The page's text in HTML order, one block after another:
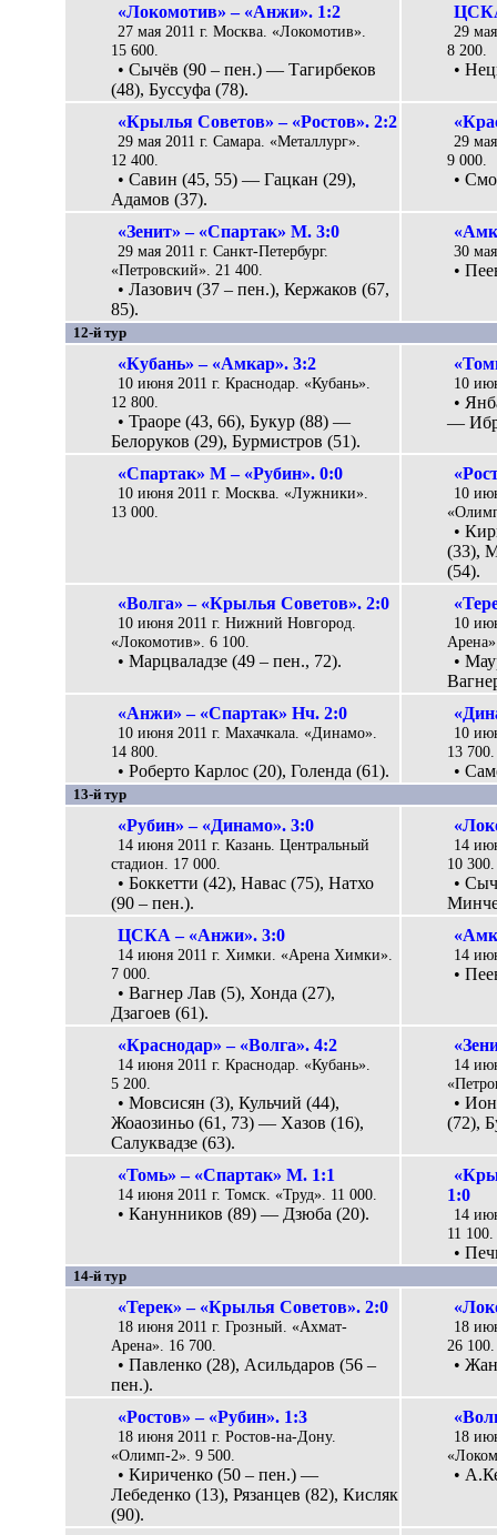
«Локомотив» – «Анжи». 1:2
27 мая 2011 г. Москва. «Локомотив».
15 600.
• Сычёв (90 – пен.) — Тагирбеков
(48), Буссуфа (78).
29
8 200.
•
«Крылья Советов» – «Ростов». 2:2
29 мая 2011 г. Самара. «Металлург».
12 400.
• Савин (45, 55) — Гацкан (29),
Адамов (37).
29
9 000.
•
«Зенит» – «Спартак» М. 3:0
29 мая 2011 г. Санкт-Петербург.
«Петровский». 21 400.
• Лазович (37 – пен.), Кержаков (67,
85).
30
•
12-й тур
«Кубань» – «Амкар». 3:2
10 июня 2011 г. Краснодар. «Кубань».
12 800.
• Траоре (43, 66), Букур (88) —
Белоруков (29), Бурмистров (51).
10
•
—
«Спартак» М – «Рубин». 0:0
10 июня 2011 г. Москва. «Лужники».
13 000.
10
•
(33),
(54).
«Волга» – «Крылья Советов». 2:0
10 июня 2011 г. Нижний Новгород.
«Локомотив». 6 100.
• Марцваладзе (49 – пен., 72).
10
•
«Анжи» – «Спартак» Нч. 2:0
10 июня 2011 г. Махачкала. «Динамо».
14 800.
• Роберто Карлос (20), Голенда (61).
10
13 700.
•
13-й тур
«Рубин» – «Динамо». 3:0
14 июня 2011 г. Казань. Центральный
стадион. 17 000.
• Боккетти (42), Навас (75), Натхо
(90 – пен.).
14
10 300.
•
ЦСКА – «Анжи». 3:0
14 июня 2011 г. Химки. «Арена Химки».
7 000.
• Вагнер Лав (5), Хонда (27),
Дзагоев (61).
14
•
«Краснодар» – «Волга». 4:2
14 июня 2011 г. Краснодар. «Кубань».
5 200.
• Мовсисян (3), Кульчий (44),
Жоаозиньо (61, 73) — Хазов (16),
Салуквадзе (63).
14
•
(72),
«Томь» – «Спартак» М. 1:1
14 июня 2011 г. Томск. «Труд». 11 000.
• Канунников (89) — Дзюба (20).
1:0
14
11 100.
•
14-й тур
«Терек» – «Крылья Советов». 2:0
18 июня 2011 г. Грозный. «Ахмат-
Арена». 16 700.
• Павленко (28), Асильдаров (56 –
пен.).
18
26 100.
•
«Ростов» – «Рубин». 1:3
18 июня 2011 г. Ростов-на-Дону.
«Олимп-2». 9 500.
• Кириченко (50 – пен.) —
Лебеденко (13), Рязанцев (82), Кисляк
(90).
18
•